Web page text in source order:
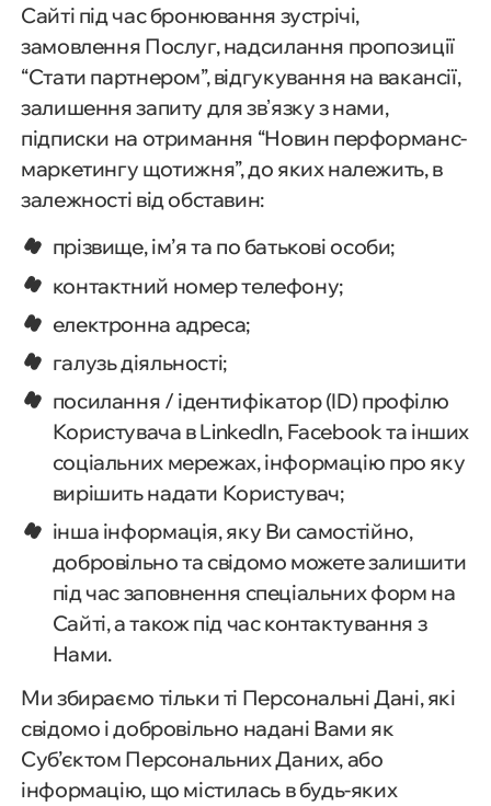
Сайті під час бронювання зустрічі,
замовлення Послуг, надсилання пропозиції
“Стати партнером”, відгукування на вакансії,
залишення запиту для звʼязку з нами,
підписки на отримання “Новин перформанс-
маркетингу щотижня”, до яких належить, в
залежності від обставин:
прізвище, ім’я та по батькові особи;
контактний номер телефону;
електронна адреса;
галузь діяльності;
посилання / ідентифікатор (ID) профілю
Користувача в LinkedIn, Facebook та інших
соціальних мережах, інформацію про яку
вирішить надати Користувач;
інша інформація, яку Ви самостійно,
добровільно та свідомо можете залишити
під час заповнення спеціальних форм на
Сайті, а також під час контактування з
Нами.
Ми збираємо тільки ті Персональні Дані, які
свідомо і добровільно надані Вами як
Суб’єктом Персональних Даних, або
інформацію, що містилась в будь-яких